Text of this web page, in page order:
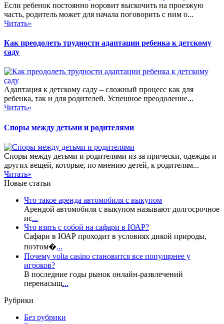
Если ребенок постоянно норовит выскочить на проезжую
часть, родитель может для начала поговорить с ним о...
Читать»
Как преодолеть трудности адаптации ребенка к детскому
саду
Адаптация к детскому саду – сложный процесс как для
ребенка, так и для родителей. Успешное преодоление...
Читать»
Споры между детьми и родителями
Споры между детьми и родителями из-за прически, одежды и
других вещей, которые, по мнению детей, к родителям...
Читать»
Новые статьи
Что такое аренда автомобиля с выкупом
Арендой автомобиля с выкупом называют долгосрочное
ис...
Что взять с собой на сафари в ЮАР?
Сафари в ЮАР проходит в условиях дикой природы,
поэтом�...
Почему volta casino становится все популярнее у
игроков?
В последние годы рынок онлайн-развлечений
перенасыщ...
Рубрики
Без рубрики